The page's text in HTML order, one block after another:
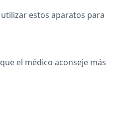
estos aparatos para
el médico aconseje más